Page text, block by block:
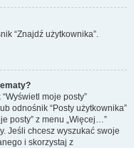
“Znajdź użytkownika”.
moje posty”
odnośnik “Posty użytkownika”
posty” z menu „Więcej…”
Jeśli chcesz wyszukać swoje
i skorzystaj z